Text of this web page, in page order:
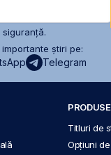
siguranță.
știri pe:
Telegram
Titluri de
Opțiuni